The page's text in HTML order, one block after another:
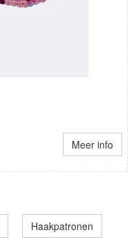
Meer info
Haakpatronen